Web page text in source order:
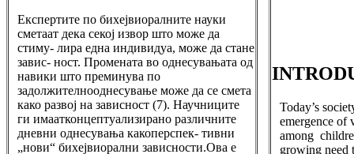
Експертите по бихејвиоралните науки
сметаат дека секој извор што може да
стиму- лира една индивидуа, може да стане
завис- ност. Промената во однесувањата од
навики што преминува по
задолжителнооднесување може да се смета
како развој на зависност (7). Научниците
ги имаатконцептуализирано различните
дневни однесувања какоперспек- тивни
„нови“ бихејвиорални зависности.Ова е
Today’s
emergence of
among
growing need